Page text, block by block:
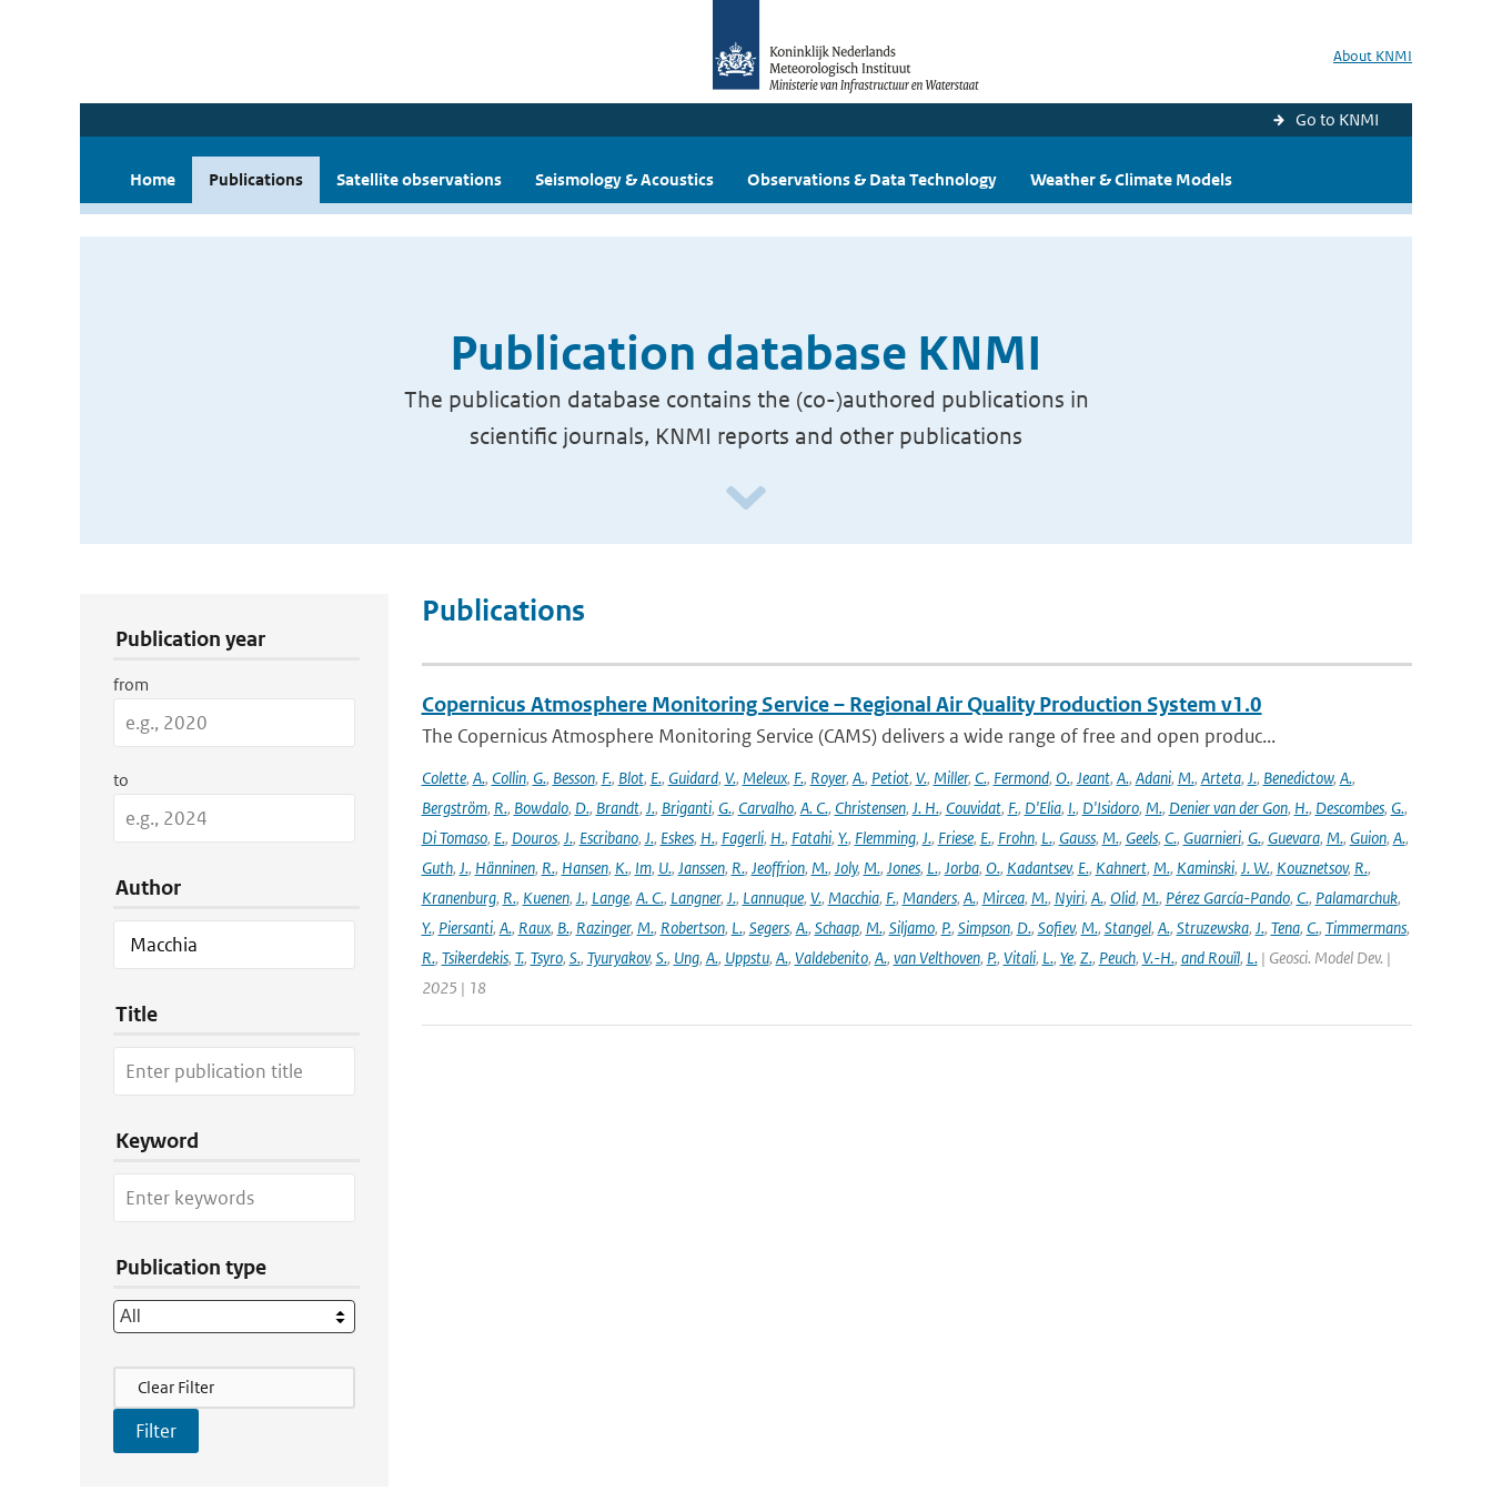
About KNMI
Go to KNMI
Home Publications Satellite observations Seismology & Acoustics Observations & Data Technology Weather & Climate Models
Publication database KNMI
The publication database contains the (co-)authored publications in
scientific journals, KNMI reports and other publications
Publication year
from
to
Author
Title
Keyword
Publication type
Filter Actions
Clear Filter
Publications
Copernicus Atmosphere Monitoring Service – Regional Air Quality Production System v1.0
The Copernicus Atmosphere Monitoring Service (CAMS) delivers a wide range of free and open produc...
Colette, A., Collin, G., Besson, F., Blot, E., Guidard, V., Meleux, F., Royer, A., Petiot, V., Miller, C., Fermond, O., Jeant, A., Adani, M., Arteta, J., Benedictow, A.,
Bergström, R., Bowdalo, D., Brandt, J., Briganti, G., Carvalho, A. C., Christensen, J. H., Couvidat, F., D'Elia, I., D'Isidoro, M., Denier van der Gon, H., Descombes, G.,
Di Tomaso, E., Douros, J., Escribano, J., Eskes, H., Fagerli, H., Fatahi, Y., Flemming, J., Friese, E., Frohn, L., Gauss, M., Geels, C., Guarnieri, G., Guevara, M., Guion, A.,
Guth, J., Hänninen, R., Hansen, K., Im, U., Janssen, R., Jeoffrion, M., Joly, M., Jones, L., Jorba, O., Kadantsev, E., Kahnert, M., Kaminski, J. W., Kouznetsov, R.,
Kranenburg, R., Kuenen, J., Lange, A. C., Langner, J., Lannuque, V., Macchia, F., Manders, A., Mircea, M., Nyiri, A., Olid, M., Pérez García-Pando, C., Palamarchuk,
Y., Piersanti, A., Raux, B., Razinger, M., Robertson, L., Segers, A., Schaap, M., Siljamo, P., Simpson, D., Sofiev, M., Stangel, A., Struzewska, J., Tena, C., Timmermans,
R., Tsikerdekis, T., Tsyro, S., Tyuryakov, S., Ung, A., Uppstu, A., Valdebenito, A., van Velthoven, P., Vitali, L., Ye, Z., Peuch, V.-H., and Rouïl, L.| Geosci. Model Dev. |
2025 | 18